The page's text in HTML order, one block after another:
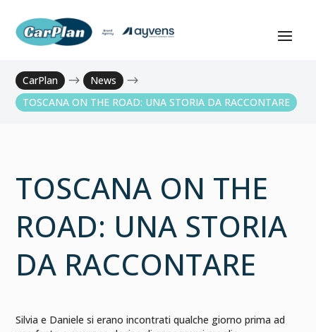
CarPlan $ News $
TOSCANA ON THE ROAD: UNA STORIA DA RACCONTARE
TOSCANA ON THE
ROAD: UNA STORIA
DA RACCONTARE
Silvia e Daniele si erano incontrati qualche giorno prima ad